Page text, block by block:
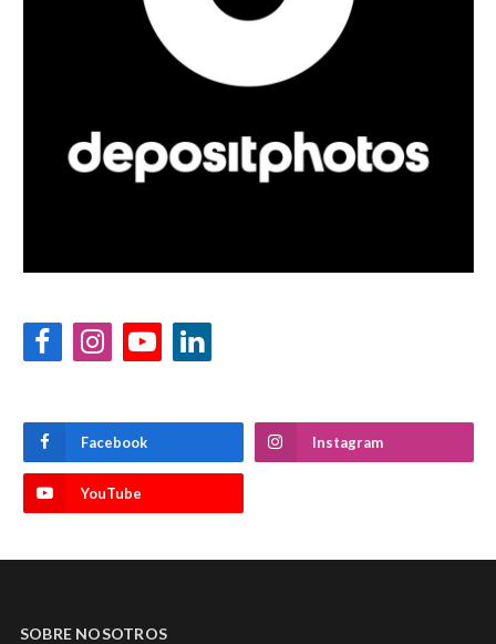
FacebookInstagramYouTubeLinkedIn
Facebook Instagram
YouTube
SOBRE NOSOTROS